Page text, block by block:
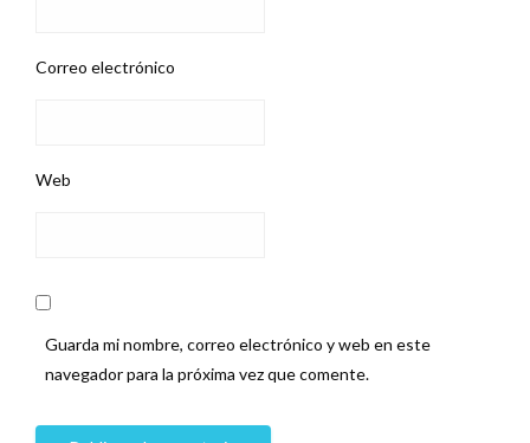
Correo electrónico
Web
Guarda mi nombre, correo electrónico y web en este
navegador para la próxima vez que comente.